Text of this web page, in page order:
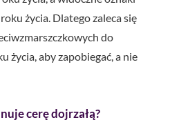
życia. Dlatego zaleca się
do
życia, aby zapobiegać, a nie
cerę dojrzałą?